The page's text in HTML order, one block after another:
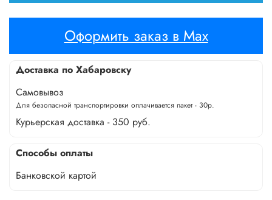
Оформить заказ в Max
Доставка по Хабаровску
Самовывоз
Для безопасной транспортировки оплачивается пакет - 30р.
Курьерская доставка - 350 руб.
Способы оплаты
Банковской картой